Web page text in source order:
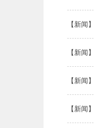
【新闻】
【新闻】
【新闻】
【新闻】